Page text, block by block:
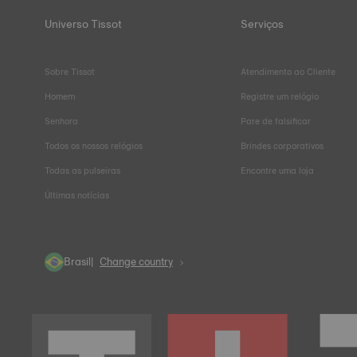
Universo Tissot
Sobre Tissot
Homem
Senhora
Todos os nossos relógios
Todas as pulseiras
Últimas notícias
Serviços
Atendimento ao Cliente
Registre um relógio
Pare de falsificar
Brindes corporativos
Encontre uma loja
Brasil Change country